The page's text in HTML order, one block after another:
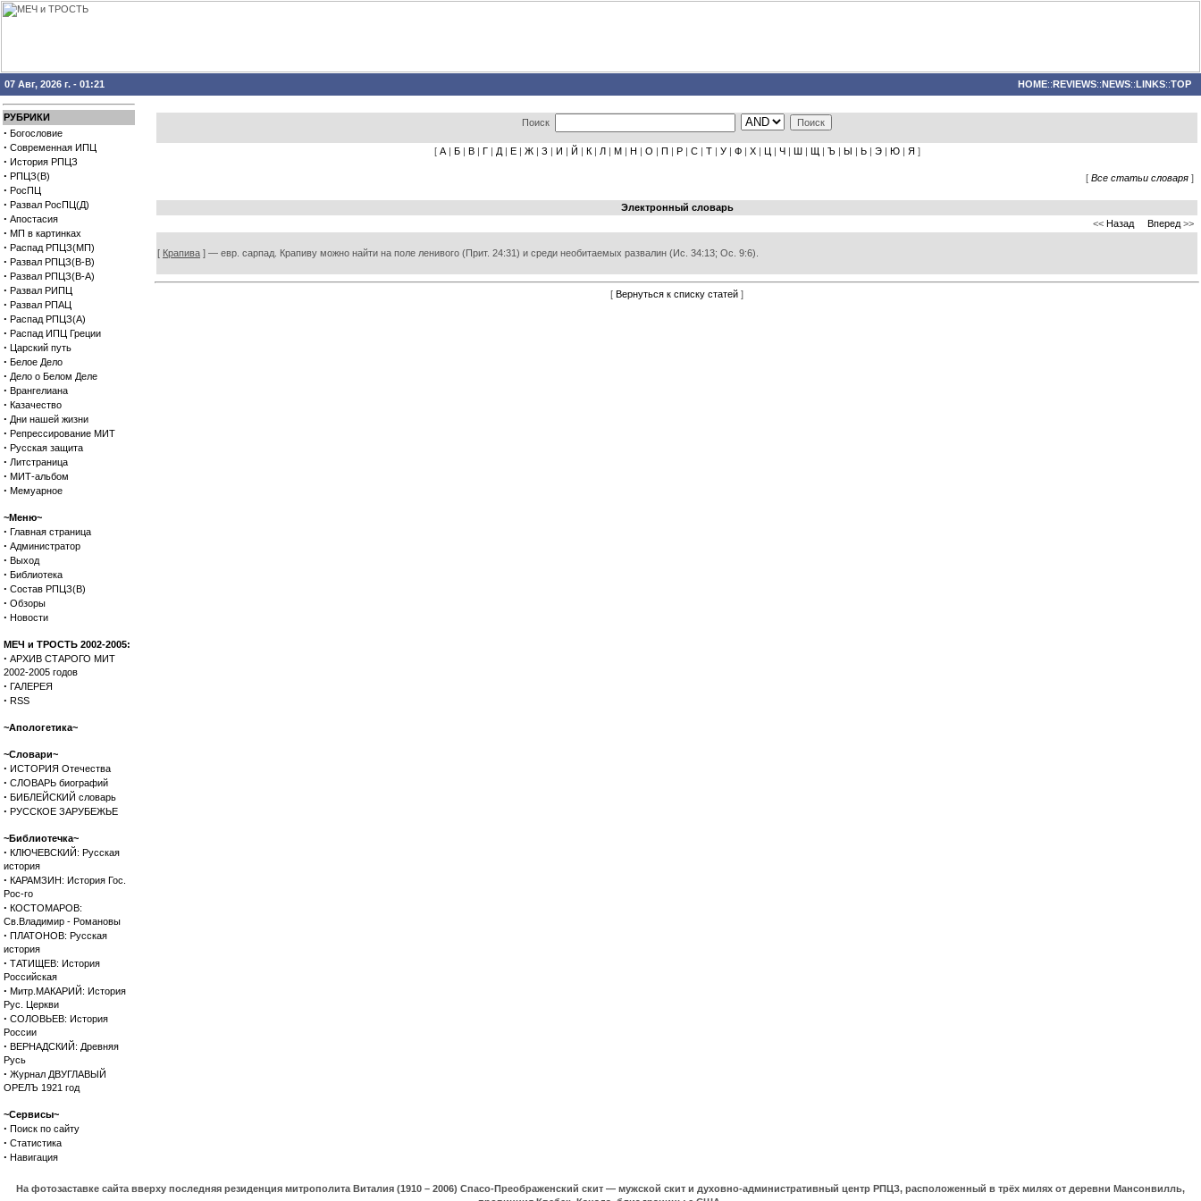
07 Авг, 2026 г. - 01:21 HOME::REVIEWS::NEWS::LINKS::TOP
РУБРИКИ
· Богословие
· Современная ИПЦ
· История РПЦЗ
· РПЦЗ(В)
· РосПЦ
· Развал РосПЦ(Д)
· Апостасия
· МП в картинках
· Распад РПЦЗ(МП)
· Развал РПЦЗ(В-В)
· Развал РПЦЗ(В-А)
· Развал РИПЦ
· Развал РПАЦ
· Распад РПЦЗ(А)
· Распад ИПЦ Греции
· Царский путь
· Белое Дело
· Дело о Белом Деле
· Врангелиана
· Казачество
· Дни нашей жизни
· Репрессирование МИТ
· Русская защита
· Литстраница
· МИТ-альбом
· Мемуарное
~Меню~
· Главная страница
· Администратор
· Выход
· Библиотека
· Состав РПЦЗ(В)
· Обзоры
· Новости
МЕЧ и ТРОСТЬ 2002-2005:
· АРХИВ СТАРОГО МИТ
2002-2005 годов
· ГАЛЕРЕЯ
· RSS
~Апологетика~
~Словари~
· ИСТОРИЯ Отечества
· СЛОВАРЬ биографий
· БИБЛЕЙСКИЙ словарь
· РУССКОЕ ЗАРУБЕЖЬЕ
~Библиотечка~
· КЛЮЧЕВСКИЙ: Русская
история
· КАРАМЗИН: История Гос.
Рос-го
· КОСТОМАРОВ:
Св.Владимир - Романовы
· ПЛАТОНОВ: Русская
история
· ТАТИЩЕВ: История
Российская
· Митр.МАКАРИЙ: История
Рус. Церкви
· СОЛОВЬЕВ: История
России
· ВЕРНАДСКИЙ: Древняя
Русь
· Журнал ДВУГЛАВЫЙ
ОРЕЛЪ 1921 год
~Сервисы~
· Поиск по сайту
· Статистика
· Навигация
Поиск
[ А| Б| В| Г| Д| Е| Ж| З | И | Й | К| Л| М| Н | О | П | Р| С| Т| У| Ф| Х| Ц | Ч| Ш| Щ | Ъ| Ы | Ь| Э| Ю| Я ]
[ Все статьи словаря ]
Электронный словарь
<< Назад Вперед >>
[ Крапива ] — евр. сарпад. Крапиву можно найти на поле ленивого (Прит. 24:31) и среди необитаемых развалин (Ис. 34:13; Ос. 9:6).
[ Вернуться к списку статей ]
На фотозаставке сайта вверху последняя резиденция митрополита Виталия (1910 – 2006) Спасо-Преображенский скит — мужской скит и духовно-административный центр РПЦЗ, расположенный в трёх милях от деревни Мансонвилль,